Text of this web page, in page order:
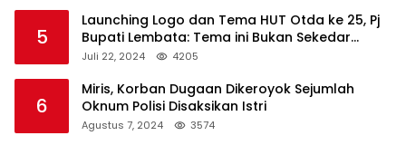
5
Launching Logo dan Tema HUT Otda ke 25, Pj
Bupati Lembata: Tema ini Bukan Sekedar
Refleksi Semalam
Juli 22, 2024 4205
6
Miris, Korban Dugaan Dikeroyok Sejumlah
Oknum Polisi Disaksikan Istri
Agustus 7, 2024 3574